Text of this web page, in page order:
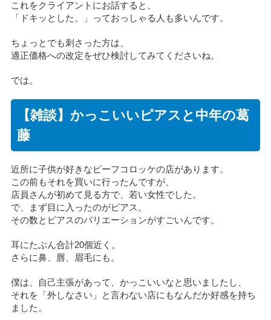
これをクライアントにお話すると、
「ドキッとした。」っておっしゃる人も多いんです。
ちょっとでも刺さった方は、
適正価格への改定をぜひ検討してみてくださいね。
では。
【雑談】かっこいいピアスと中年の葛
藤
近所に子供が好きなビーフコロッケの店があります。
この前もそれを買いに行ったんですが、
店員さんが初めて見る方で、若い女性でした。
で、まず目に入ったのがピアス。
その数とピアスのバリエーションがすごいんです。
耳にたぶん合計20個近く。
さらに鼻、唇、眉毛にも。
僕は、自己主張があって、かっこいいなと思いましたし、
それを「外しなさい」と言わない店にもなんだか好感を持ち
ました。